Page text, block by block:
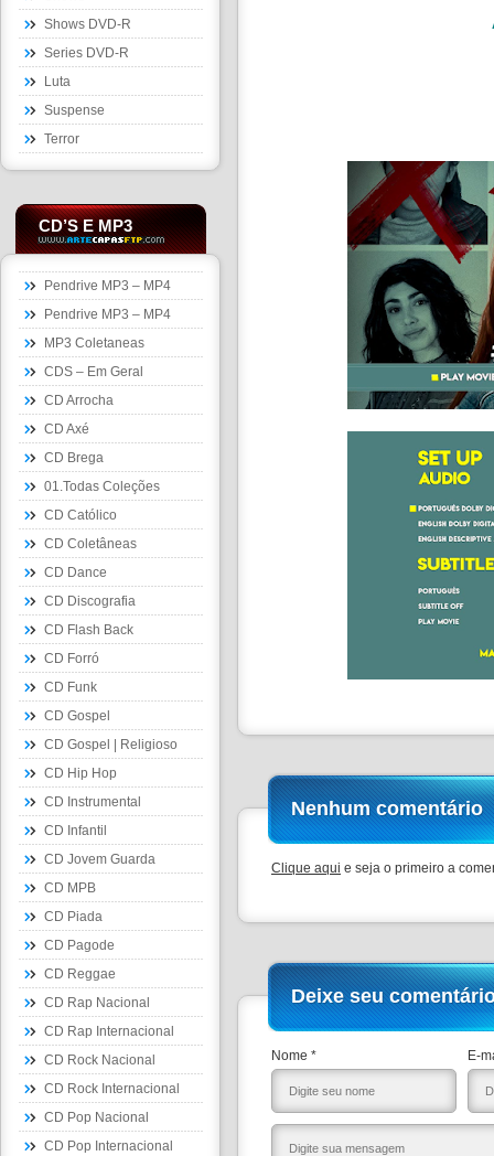
Shows DVD-R
Series DVD-R
Luta
Suspense
Terror
CD’S E MP3
Pendrive MP3 – MP4
Pendrive MP3 – MP4
MP3 Coletaneas
CDS – Em Geral
CD Arrocha
CD Axé
CD Brega
01.Todas Coleções
CD Católico
CD Coletâneas
CD Dance
CD Discografia
CD Flash Back
CD Forró
CD Funk
CD Gospel
CD Gospel | Religioso
CD Hip Hop
CD Instrumental
CD Infantil
CD Jovem Guarda
CD MPB
CD Piada
CD Pagode
CD Reggae
CD Rap Nacional
CD Rap Internacional
CD Rock Nacional
CD Rock Internacional
CD Pop Nacional
CD Pop Internacional
Nenhum comentário
Clique aqui e seja o primeiro a
Deixe seu
Nome * E-